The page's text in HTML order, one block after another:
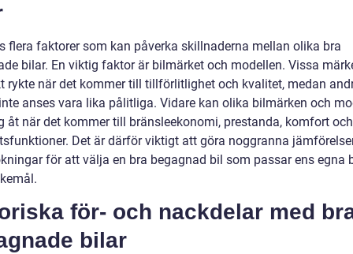
flera faktorer som kan påverka skillnaderna mellan olika bra
bilar. En viktig faktor är bilmärket och modellen. Vissa
rykte när det kommer till tillförlitlighet och kvalitet, medan
anses vara lika pålitliga. Vidare kan olika bilmärken och
åt när det kommer till bränsleekonomi, prestanda, komfort och
Det är därför viktigt att göra noggranna
för att välja en bra begagnad bil som passar ens egna
för- och nackdelar med
bilar